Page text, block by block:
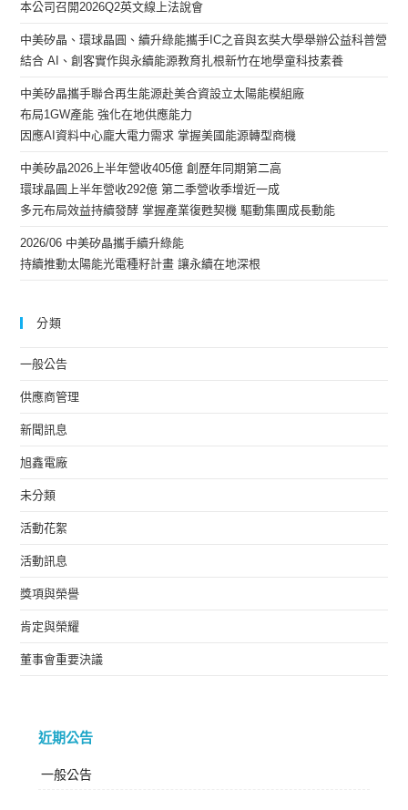
本公司召開2026Q2英文線上法說會
中美矽晶、環球晶圓、續升綠能攜手IC之音與玄奘大學舉辦公益科普營
結合 AI、創客實作與永續能源教育扎根新竹在地學童科技素養
中美矽晶攜手聯合再生能源赴美合資設立太陽能模組廠
布局1GW產能 強化在地供應能力
因應AI資料中心龐大電力需求 掌握美國能源轉型商機
中美矽晶2026上半年營收405億 創歷年同期第二高
環球晶圓上半年營收292億 第二季營收季增近一成
多元布局效益持續發酵 掌握產業復甦契機 驅動集團成長動能
2026/06 中美矽晶攜手續升綠能
持續推動太陽能光電種籽計畫 讓永續在地深根
分類
一般公告
供應商管理
新聞訊息
旭鑫電廠
未分類
活動花絮
活動訊息
獎項與榮譽
肯定與榮耀
董事會重要決議
近期公告
一般公告